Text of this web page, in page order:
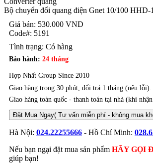
Bộ chuyển đổi quang điện Gnet 10/100 HHD-
Giá bán: 530.000 VND
Code#: 5191
Tình trạng: Có hàng
Bảo hành: 24 tháng
Hợp Nhất Group Since 2010
Giao hàng trong 30 phút, đổi trả 1 tháng (nếu lỗi).
Giao hàng toàn quốc - thanh toán tại nhà (khi nhận
Đặt Mua Ngay( Tư vấn miễn phí - không mua
Hà Nội: 024.22255666 - Hồ Chí Minh:
Nếu bạn ngại đặt mua sản phẩm HÃY GỌI
giúp bạn!